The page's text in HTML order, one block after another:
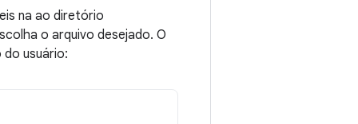
na ao diretório
o arquivo desejado. O
usuário: